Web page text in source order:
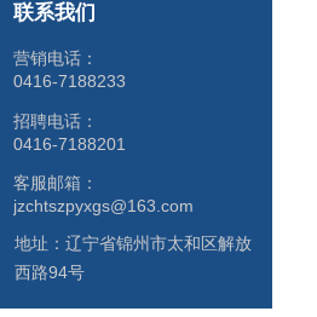
营销电话：
0416-7188233
招聘电话：
0416-7188201
客服邮箱：
jzchtszpyxgs@163.com
地址： 辽宁省锦州市太和区解放
西路94号
联系我们